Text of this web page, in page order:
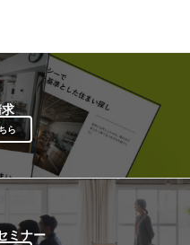
ら
ミナー